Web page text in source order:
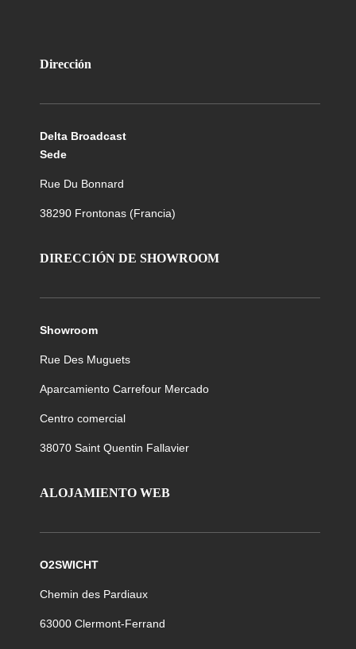
Dirección
Delta Broadcast
Sede
Rue Du Bonnard
38290 Frontonas (Francia)
DIRECCIÓN DE SHOWROOM
Showroom
Rue Des Muguets
Aparcamiento Carrefour Mercado
Centro comercial
38070 Saint Quentin Fallavier
ALOJAMIENTO WEB
O2SWICHT
Chemin des Pardiaux
63000 Clermont-Ferrand